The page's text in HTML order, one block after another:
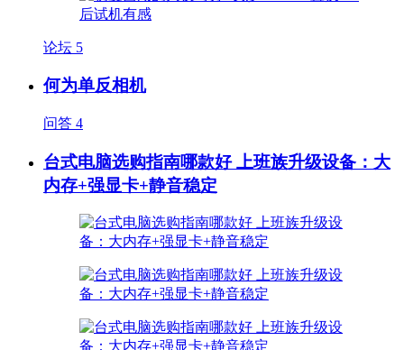
论坛 5
何为单反相机
问答 4
台式电脑选购指南哪款好 上班族升级设备：大
内存+强显卡+静音稳定